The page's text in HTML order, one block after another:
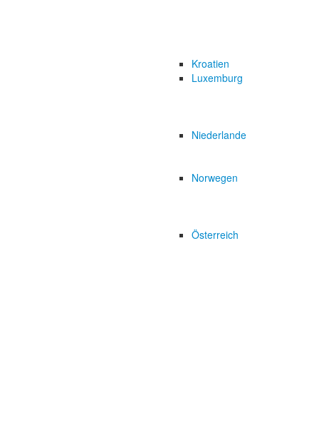
Kroatien
Luxemburg
Niederlande
Norwegen
Österreich